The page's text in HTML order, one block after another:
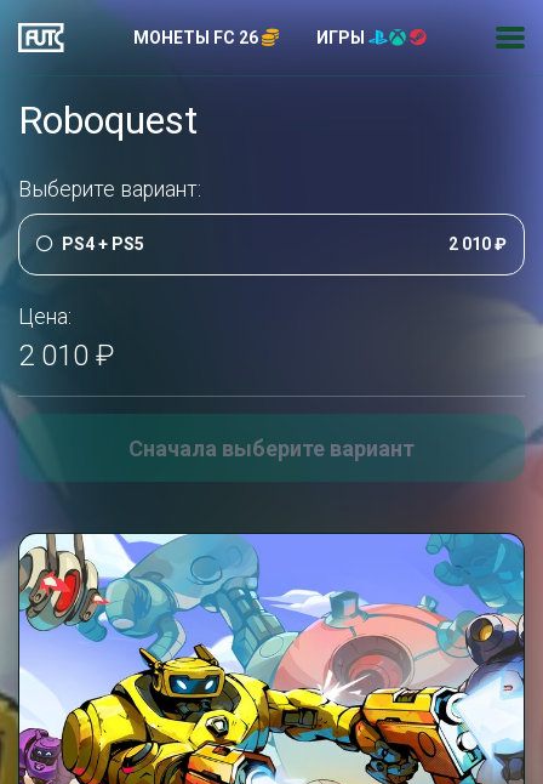
МОНЕТЫ FC 26 ИГРЫ
Roboquest
Выберите вариант:
PS4 + PS5 2 010 ₽
Цена:
2 010 ₽
Сначала выберите вариант